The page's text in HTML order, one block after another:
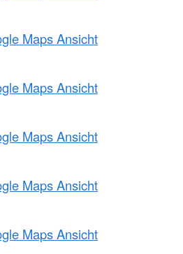
Maps Ansicht
Maps Ansicht
Maps Ansicht
Maps Ansicht
Maps Ansicht